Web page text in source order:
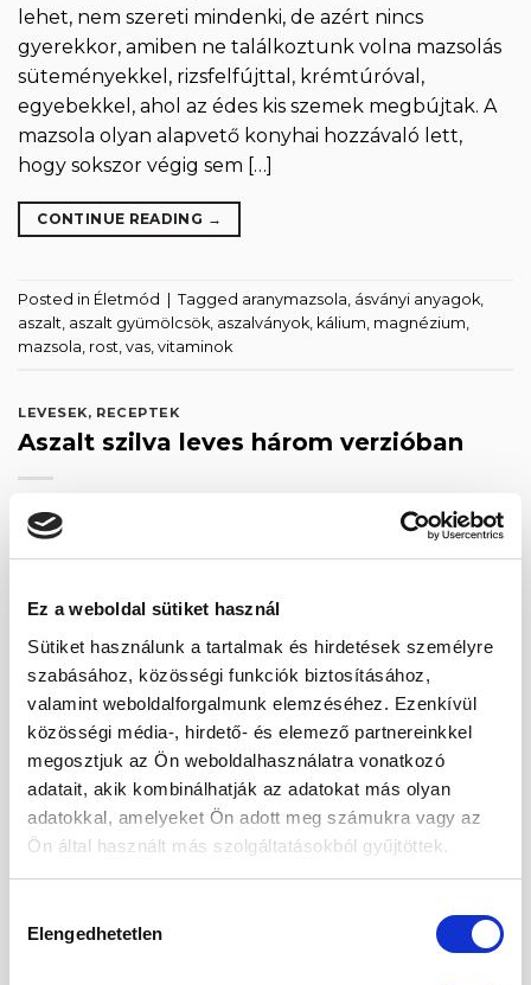
Ez a weboldal sütiket használ
Sütiket használunk a tartalmak és hirdetések személyre
szabásához, közösségi funkciók biztosításához,
valamint weboldalforgalmunk elemzéséhez. Ezenkívül
közösségi média-, hirdető- és elemező partnereinkkel
megosztjuk az Ön weboldalhasználatra vonatkozó
adatait, akik kombinálhatják az adatokat más olyan
adatokkal, amelyeket Ön adott meg számukra vagy az
Ön által használt más szolgáltatásokból gyűjtöttek.
kiválasztása
Elengedhetetlen
lehet, nem szereti mindenki, de azért nincs
gyerekkor, amiben ne találkoztunk volna mazsolás
süteményekkel, rizsfelfújttal, krémtúróval,
egyebekkel, ahol az édes kis szemek megbújtak. A
mazsola olyan alapvető konyhai hozzávaló lett,
hogy sokszor végig sem […]
CONTINUE READING →
Posted in Életmód Tagged aranymazsola, ásványi anyagok,
aszalt, aszalt gyümölcsök, aszalványok, kálium, magnézium,
mazsola, rost, vas, vitaminok
LEVESEK, RECEPTEK
Aszalt szilva leves három verzióban
febr